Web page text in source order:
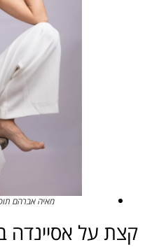
מאיה אברהם
קצת על אסיינדה